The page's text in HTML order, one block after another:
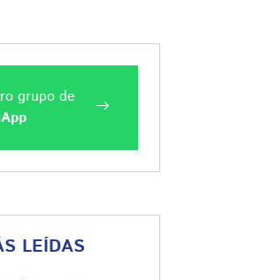
grupo de
LEÍDAS